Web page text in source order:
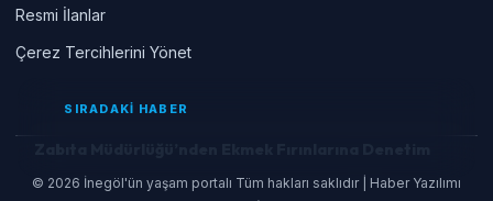
Resmi İlanlar
Çerez Tercihlerini Yönet
© 2026 İnegöl'ün yaşam portalı Tüm hakları saklıdır | Haber Yazılımı
SIRADAKİ HABER